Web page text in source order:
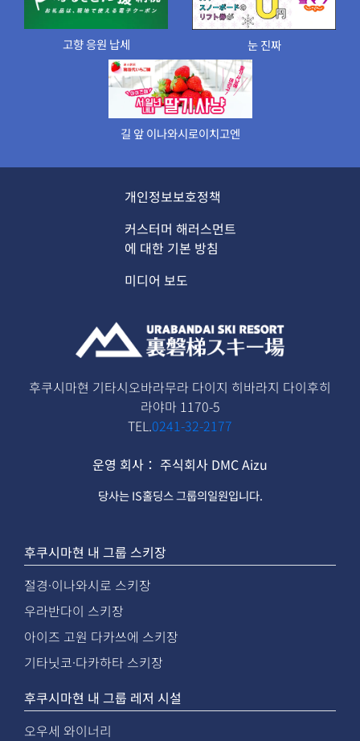
고향 응원 납세 눈 진짜
길 앞 이나와시로이치고엔
개인정보보호정책
커스터머 해러스먼트
에 대한 기본 방침
미디어 보도
후쿠시마현 기타시오바라무라 다이지 히바라지 다이후히
라야마 1170-5
TEL.0241-32-2177
운영 회사 ： 주식회사 DMC Aizu
당사는IS홀딩스그룹의일원입니다.
후쿠시마현 내 그룹 스키장
절경·이나와시로 스키장
우라반다이 스키장
아이즈 고원 다카쓰에 스키장
기타닛코·다카하타 스키장
후쿠시마현 내 그룹 레저 시설
오우세 와이너리